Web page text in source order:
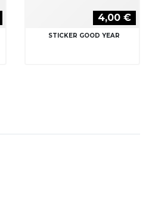
4,00 €
STICKER GOOD YEAR